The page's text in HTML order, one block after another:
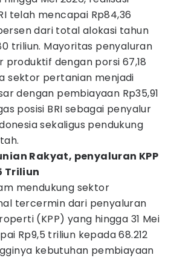
telah mencapai Rp84,36
dari total alokasi tahun
triliun. Mayoritas penyaluran
produktif dengan porsi 67,18
sektor pertanian menjadi
dengan pembiayaan Rp35,91
posisi BRI sebagai penyalur
sekaligus pendukung
Rakyat, penyaluran KPP
Triliun
mendukung sektor
tercermin dari penyaluran
(KPP) yang hingga 31 Mei
Rp9,5 triliun kepada 68.212
kebutuhan pembiayaan